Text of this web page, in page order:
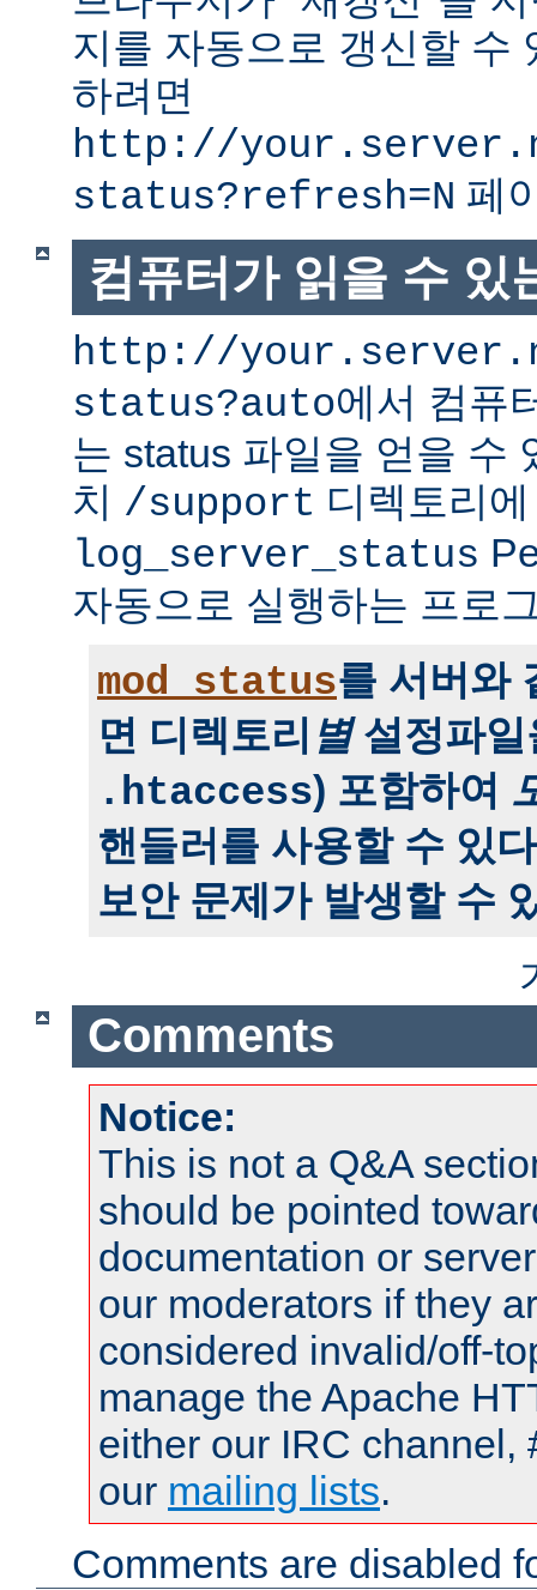
지를 자동으로 갱신할 수
하려면
http://
status?refresh=N 페
컴퓨터가 읽을 수 있
http://
status?auto에서 컴퓨
는 status 파일을 얻을 수
치 /support 디렉토리
log_server_status
자동으로 실행하는 프로
mod_status를 서버와
면 디렉토리 별설정파일
.htaccess) 포함하여
핸들러를 사용할 수 있
보안 문제가 발생할 수
Comments
Notice:
This is not a Q&A
should be pointed
documentation or
our moderators if they
considered invalid/off-
manage the Apache
either our IRC channel,
our mailing lists.
Comments are disabled